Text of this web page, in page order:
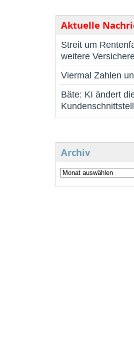
Aktuelle
Streit um
weitere
Viermal Zahlen
Bäte: KI ändert
Archiv